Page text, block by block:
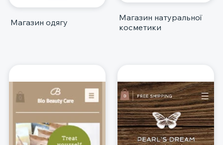
Магазин одягу
Магазин натуральної
косметики